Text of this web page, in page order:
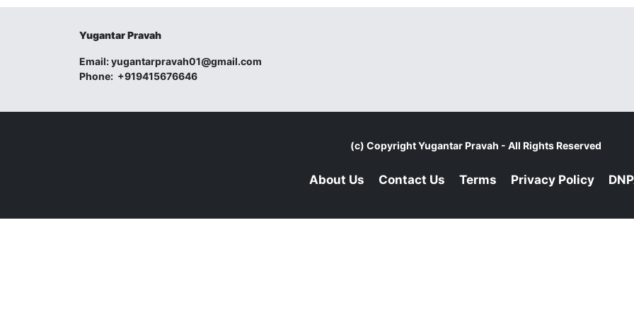
Yugantar Pravah
Email:yugantarpravah01@gmail.com
Phone: +919415676646
(c) CopyrightYugantar Pravah - All Rights Reserved
About Us Contact Us Terms Privacy Policy